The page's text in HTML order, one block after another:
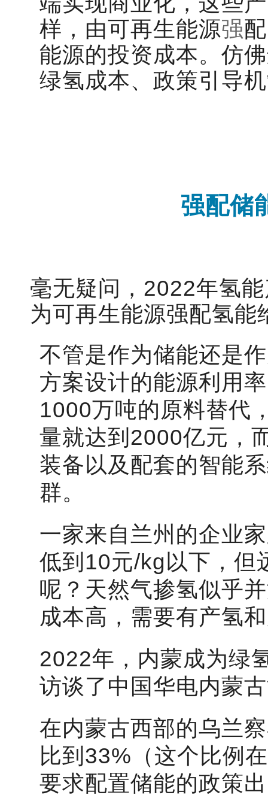
样，由可再生能源强
能源的投资成本。仿
绿氢成本、政策引导
强配储
毫无疑问，2022年氢
为可再生能源强配氢能
不管是作为储能还是
方案设计的能源利用
1000万吨的原料替代
量就达到2000亿元，
装备以及配套的智能
群。
一家来自兰州的企业
低到10元/kg以下，但
呢？天然气掺氢似乎
成本高，需要有产氢
2022年，内蒙成为绿
访谈了中国华电内蒙
在内蒙古西部的乌兰
比到33%（这个比例
要求配置储能的政策